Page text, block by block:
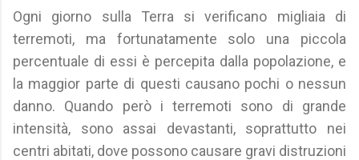
Ogni giorno sulla Terra si verificano migliaia di
terremoti, ma fortunatamente solo una piccola
percentuale di essi è percepita dalla popolazione, e
la maggior parte di questi causano pochi o nessun
danno. Quando però i terremoti sono di grande
intensità, sono assai devastanti, soprattutto nei
centri abitati, dove possono causare gravi distruzioni